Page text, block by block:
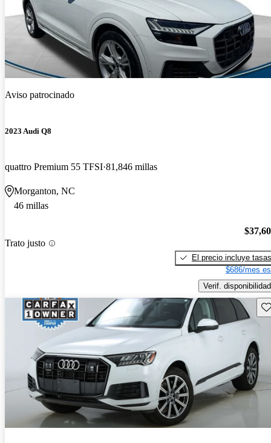
Aviso patrocinado
2023 Audi Q8
quattro Premium 55 TFSI 81,846 millas
Morganton, NC
46 millas
Trato justo
El precio incluye tasas
$686/mes
Verif. disponibilidad